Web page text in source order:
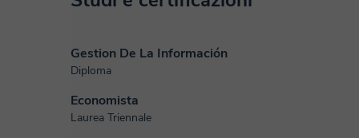
Gestion De La Información
Diploma
Economista
Laurea Triennale